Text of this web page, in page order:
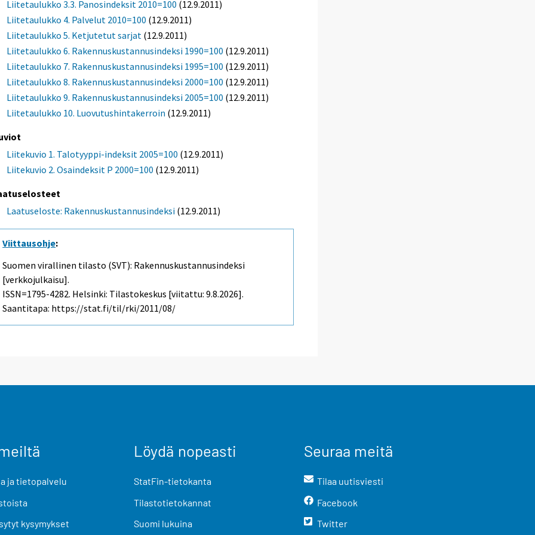
Liitetaulukko 3.3. Panosindeksit 2010=100 (12.9.2011)
Liitetaulukko 4. Palvelut 2010=100 (12.9.2011)
Liitetaulukko 5. Ketjutetut sarjat (12.9.2011)
Liitetaulukko 6. Rakennuskustannusindeksi 1990=100 (12.9.2011)
Liitetaulukko 7. Rakennuskustannusindeksi 1995=100 (12.9.2011)
Liitetaulukko 8. Rakennuskustannusindeksi 2000=100 (12.9.2011)
Liitetaulukko 9. Rakennuskustannusindeksi 2005=100 (12.9.2011)
Liitetaulukko 10. Luovutushintakerroin (12.9.2011)
Liitekuvio 1. Talotyyppi-indeksit 2005=100 (12.9.2011)
Liitekuvio 2. Osaindeksit P 2000=100 (12.9.2011)
Laatuseloste: Rakennuskustannusindeksi (12.9.2011)
Viittausohje:
Suomen virallinen tilasto (SVT): Rakennuskustannusindeksi
[verkkojulkaisu].
ISSN=1795-4282. Helsinki: Tilastokeskus [viitattu: 9.8.2026].
Saantitapa: https://stat.fi/til/rki/2011/08/
ja tietopalvelu
kysymykset
Löydä nopeasti
StatFin-tietokanta
Tilastotietokannat
Suomi lukuina
Seuraa meitä
Tilaa uutisviesti
Facebook
Twitter